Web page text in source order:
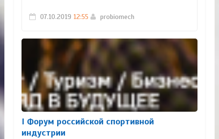
07.10.2019 12:55 probiomech
I Форум российской спортивной
индустрии​